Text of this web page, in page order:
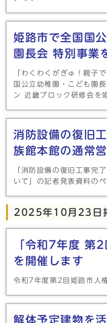
姫路市で全国国
園長会 特別事業
「わくわくがぎゅ！親子
国公立幼稚園・こども園
ン 近畿ブロック研修会を
消防設備の復旧
族館本館の通常
「消防設備の復旧工事完
いて」の記者発表資料の
2025年10月23日
「令和7年度 第2
を開催します
令和7年度第2回姫路市人
解体予定建物を